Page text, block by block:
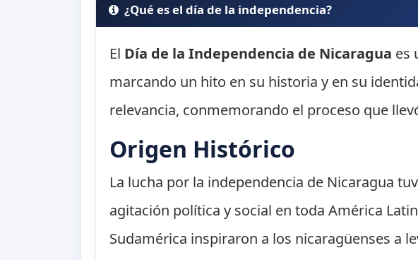
¿Qué es el día de la independencia?
El Día de la Independencia de Nicaragua es
marcando un hito en su historia y en su
relevancia, conmemorando el proceso que
Origen Histórico
La lucha por la independencia de Nicaragua
agitación política y social en toda América
Sudamérica inspiraron a los nicaragüenses a